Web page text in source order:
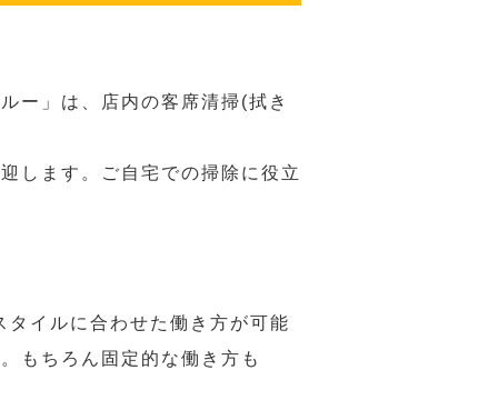
ー」は、店内の客席清掃(拭き
します。ご自宅での掃除に役立
イルに合わせた働き方が可能
もちろん固定的な働き方も